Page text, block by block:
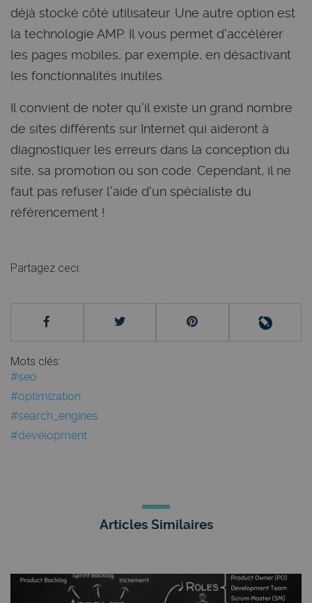
déjà stocké côté utilisateur. Une autre option est
la technologie AMP. Il vous permet d'accélérer
les pages mobiles, par exemple, en désactivant
les fonctionnalités inutiles.
Il convient de noter qu'il existe un grand nombre
de sites différents sur Internet qui aideront à
diagnostiquer les erreurs dans la conception du
site, sa promotion ou son code. Cependant, il ne
faut pas refuser l'aide d'un spécialiste du
référencement !
Partagez ceci:
Mots clés:
#seo
#optimization
#search_engines
#development
Articles Similaires